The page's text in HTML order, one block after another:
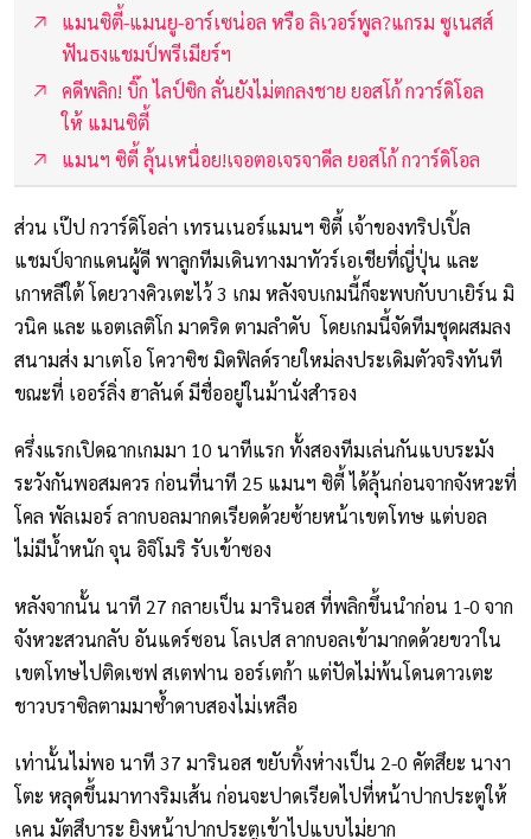
แมนซิตี้-แมนยู-อาร์เซน่อล หรือ ลิเวอร์พูล?แกรม ซูเนสส์
ฟันธงแชมป์พรีเมียร์ฯ
คดีพลิก! บิ๊ก ไลป์ซิก ลั่นยังไม่ตกลงชาย ยอสโก้ กวาร์ดิโอล
ให้ แมนซิตี้
แมนฯ ซิตี้ ลุ้นเหนื่อย!เจอตอเจรจาดีล ยอสโก้ กวาร์ดิโอล
ส่วน เป๊ป กวาร์ดิโอล่า เทรนเนอร์แมนฯ ซิตี้ เจ้าของทริปเปิ้ล
แชมป์จากแดนผู้ดี พาลูกทีมเดินทางมาทัวร์เอเชียที่ญี่ปุ่น และ
เกาหลีใต้ โดยวางคิวเตะไว้ 3 เกม หลังจบเกมนี้ก็จะพบกับบาเยิร์น มิ
วนิค และ แอตเลติโก มาดริด ตามลำดับ โดยเกมนี้จัดทีมชุดผสมลง
สนามส่ง มาเตโอ โควาซิช มิดฟิลด์รายใหม่ลงประเดิมตัวจริงทันที
ขณะที่ เออร์ลิ่ง ฮาลันด์ มีชื่ออยู่ในม้านั่งสำรอง
ครึ่งแรกเปิดฉากเกมมา 10 นาทีแรก ทั้งสองทีมเล่นกันแบบระมัง
ระวังกันพอสมควร ก่อนที่นาที 25 แมนฯ ซิตี้ ได้ลุ้นก่อนจากจังหวะที่
โคล พัลเมอร์ ลากบอลมากดเรียดด้วยซ้ายหน้าเขตโทษ แต่บอล
ไม่มีน้ำหนัก จุน อิจิโมริ รับเข้าซอง
หลังจากนั้น นาที 27 กลายเป็น มารินอส ที่พลิกขึ้นนำก่อน 1-0 จาก
จังหวะสวนกลับ อันแดร์ซอน โลเปส ลากบอลเข้ามากดด้วยขวาใน
เขตโทษไปติดเซฟ สเตฟาน ออร์เตก้า แต่ปัดไม่พ้นโดนดาวเตะ
ชาวบราซิลตามมาซ้ำดาบสองไม่เหลือ
เท่านั้นไม่พอ นาที 37 มารินอส ขยับทิ้งห่างเป็น 2-0 คัตสึยะ นางา
โตะ หลุดขึ้นมาทางริมเส้น ก่อนจะปาดเรียดไปที่หน้าปากประตูให้
เคน มัตสึบาระ ยิงหน้าปากประตูเข้าไปแบบไม่ยาก